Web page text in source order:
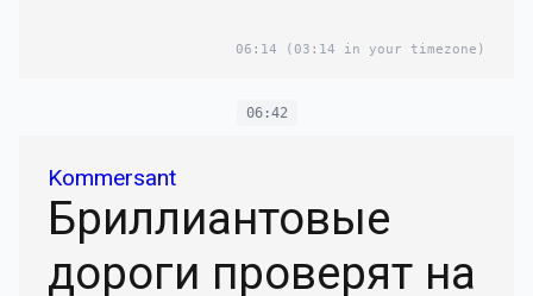
06:14 (03:14 in your timezone)
06:42
Kommersant
Бриллиантовые
дороги проверят на